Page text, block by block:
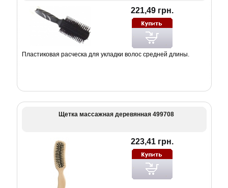
221,49 грн.
Пластиковая расческа для укладки волос средней длины.
Щетка массажная деревянная 499708
223,41 грн.